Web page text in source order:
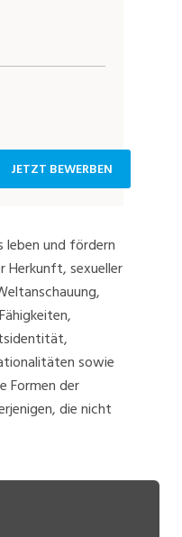
JETZT BEWERBEN
leben und fördern
Herkunft, sexueller
sowie
Formen der
die nicht